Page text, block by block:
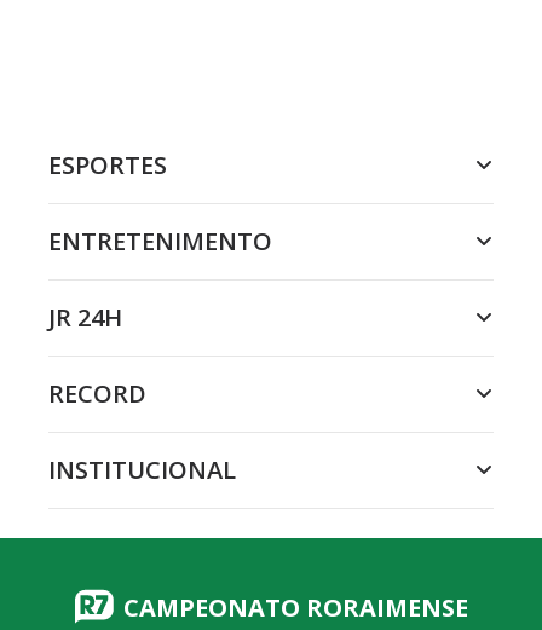
ESPORTES
ENTRETENIMENTO
JR 24H
RECORD
INSTITUCIONAL
CAMPEONATO RORAIMENSE